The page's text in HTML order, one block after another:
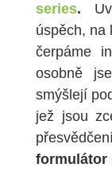
series.
úspěch, na
čerpáme
osobně
smýšlejí
jež jsou
formulátor